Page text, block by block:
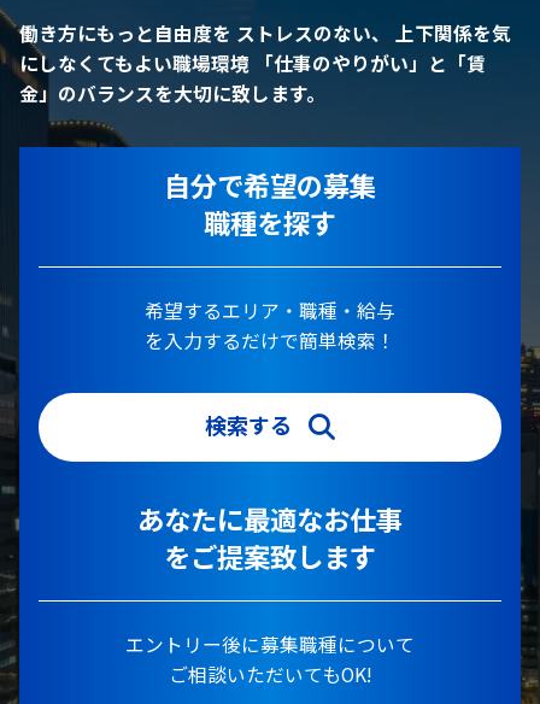
働き方にもっと自由度を ストレスのない、 上下関係を気
にしなくてもよい職場環境 「仕事のやりがい」と「賃
金」のバランスを大切に致します。
自分で希望の募集
職種を探す
希望するエリア・職種・給与
を入力するだけで簡単検索！
検索する
あなたに最適なお仕事
をご提案致します
エントリー後に募集職種について
ご相談いただいてもOK!